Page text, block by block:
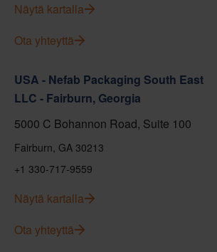
Näytä kartalla
Ota yhteyttä
USA - Nefab Packaging South East
LLC - Fairburn, Georgia
5000 C Bohannon Road, Suite 100
Fairburn, GA 30213
+1 330-717-9559
Näytä kartalla
Ota yhteyttä